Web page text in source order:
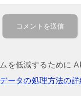
を低減するために
ータの処理方法の